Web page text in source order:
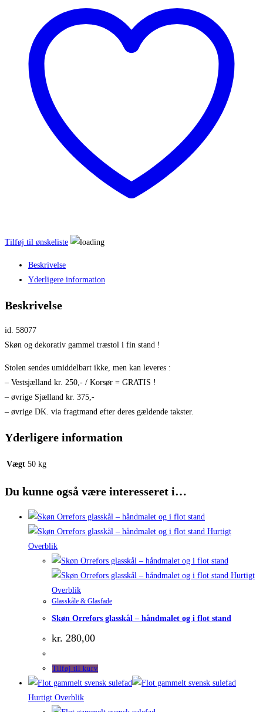
Tilføj til ønskeliste
Beskrivelse
Yderligere information
Beskrivelse
id. 58077
Skøn og dekorativ gammel træstol i fin stand !
Stolen sendes umiddelbart ikke, men kan leveres :
– Vestsjælland kr. 250,- / Korsør = GRATIS !
– øvrige Sjælland kr. 375,-
– øvrige DK. via fragtmand efter deres gældende takster.
Yderligere information
Vægt 50 kg
Du kunne også være interesseret i…
Hurtigt
Overblik
Hurtigt
Overblik
Glasskåle & Glasfade
Skøn Orrefors glasskål – håndmalet og i flot stand
kr. 280,00
Tilføj til kurv
Hurtigt Overblik